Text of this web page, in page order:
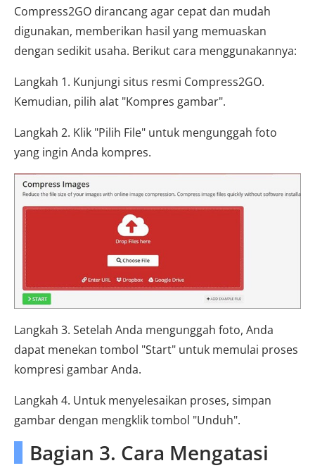
Compress2GO dirancang agar cepat dan mudah
digunakan, memberikan hasil yang memuaskan
dengan sedikit usaha. Berikut cara menggunakannya:
Langkah 1. Kunjungi situs resmi Compress2GO.
Kemudian, pilih alat "Kompres gambar".
Langkah 2. Klik "Pilih File" untuk mengunggah foto
yang ingin Anda kompres.
Langkah 3. Setelah Anda mengunggah foto, Anda
dapat menekan tombol "Start" untuk memulai proses
kompresi gambar Anda.
Langkah 4. Untuk menyelesaikan proses, simpan
gambar dengan mengklik tombol "Unduh".
Bagian 3. Cara Mengatasi